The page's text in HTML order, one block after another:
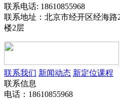
联系电话: 18610855968
联系地址：北京市经开区经海
楼2层
联系我们 新闻动态 新定位课程
联系信息
电话：18610855968